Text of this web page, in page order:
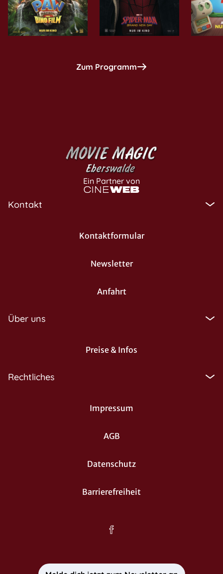
Zum Programm
Ein Partner von
Kontakt
Kontaktformular
Newsletter
Anfahrt
Über uns
Preise & Infos
Rechtliches
Impressum
AGB
Datenschutz
Barrierefreiheit